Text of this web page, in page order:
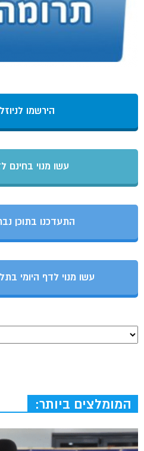
הירשמו
עשו מנוי בחינם
התעדכנו בתוכן
עשו מנוי לדף היומי
המומלצים ביותר: